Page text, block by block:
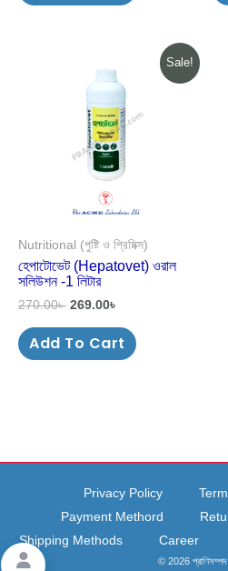
Sale!
Nutritional (পুষ্টি ও প্রিমিক্স)
হেপাটোভেট (Hepatovet) ওরাল
সলিউশন -1 লিটার
270.00৳
price
was:
270.00৳ .
269.00৳
Current
is:
269.00৳ .
Add To Cart
Privacy Policy
Payment Methord
Shipping Methods
Career
© 2026